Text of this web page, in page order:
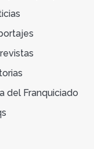
del Franquiciado